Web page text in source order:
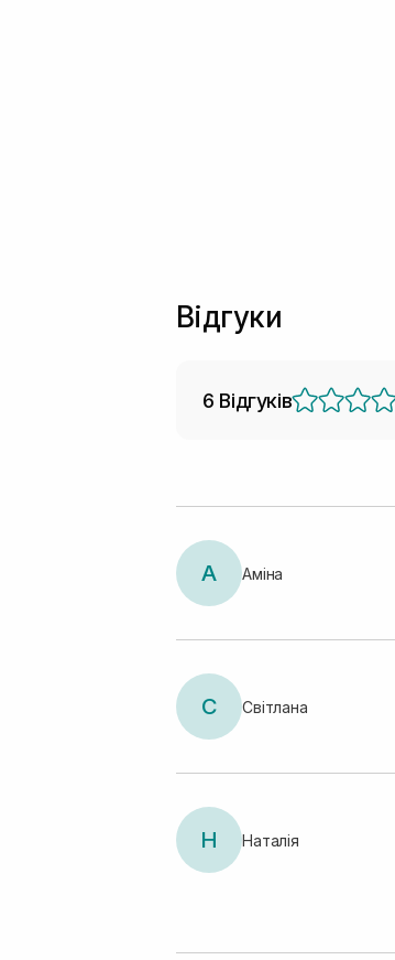
Відгуки
6 Відгуків
А Аміна
С Світлана
Н Наталія